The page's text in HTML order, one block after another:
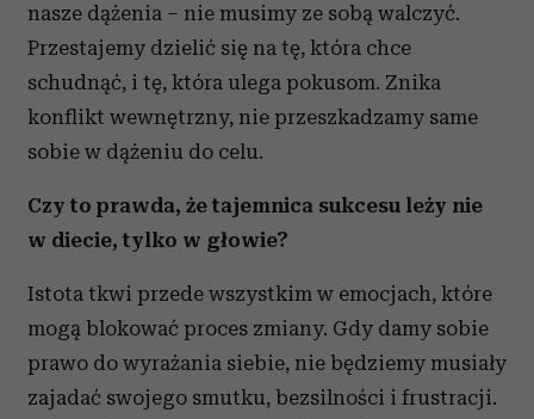
nasze dążenia – nie musimy ze sobą walczyć.
Przestajemy dzielić się na tę, która chce
schudnąć, i tę, która ulega pokusom. Znika
konflikt wewnętrzny, nie przeszkadzamy same
sobie w dążeniu do celu.
Czy to prawda, że tajemnica sukcesu leży nie
w diecie, tylko w głowie?
Istota tkwi przede wszystkim w emocjach, które
mogą blokować proces zmiany. Gdy damy sobie
prawo do wyrażania siebie, nie będziemy musiały
zajadać swojego smutku, bezsilności i frustracji.